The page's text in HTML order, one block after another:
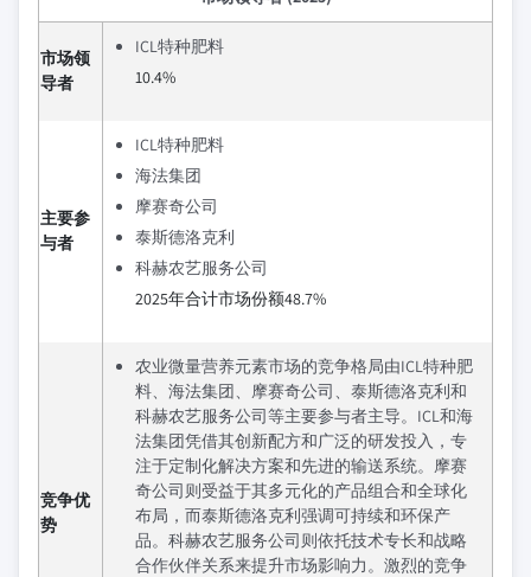
市场领
导者
ICL特种肥料
10.4%
主要参
与者
ICL特种肥料
海法集团
摩赛奇公司
泰斯德洛克利
科赫农艺服务公司
2025年合计市场份额48.7%
竞争优
势
农业微量营养元素市场的竞争格局由ICL特种肥
料、海法集团、摩赛奇公司、泰斯德洛克利和
科赫农艺服务公司等主要参与者主导。ICL和海
法集团凭借其创新配方和广泛的研发投入，专
注于定制化解决方案和先进的输送系统。摩赛
奇公司则受益于其多元化的产品组合和全球化
布局，而泰斯德洛克利强调可持续和环保产
品。科赫农艺服务公司则依托技术专长和战略
合作伙伴关系来提升市场影响力。激烈的竞争